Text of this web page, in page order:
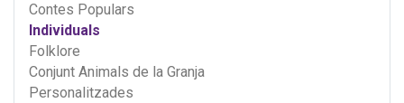
Contes Populars
Individuals
Folklore
Conjunt Animals de la Granja
Personalitzades